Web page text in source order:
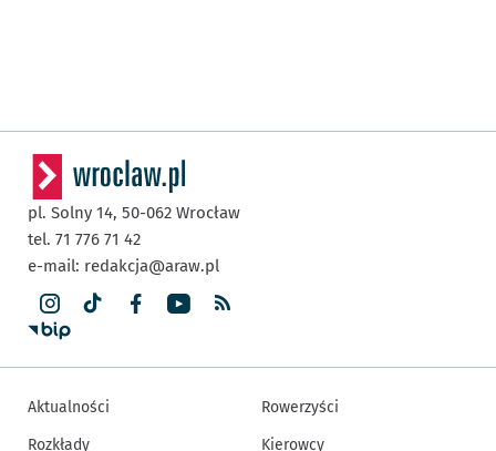
pl. Solny 14, 50-062 Wrocław
tel. 71 776 71 42
e-mail: redakcja@araw.pl
Aktualności
Rozkłady
Rowerzyści
Kierowcy